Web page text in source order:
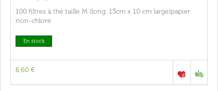
100 filtres à thé taille M (long. 13cm x 10 cm large)papier
non-chloré
En stock
6,60 €